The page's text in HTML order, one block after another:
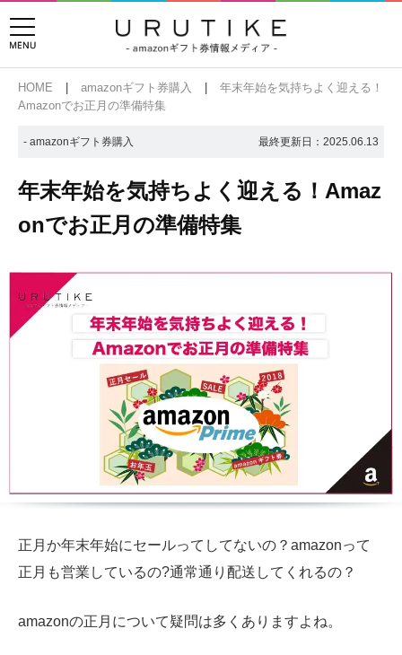
HOME amazonギフト券購入
年末年始を気持ちよく迎える！
Amazonでお正月の準備特集
- amazonギフト券購入 最終更新日： 2025.06.13
年末年始を気持ちよく迎える！Amaz
onでお正月の準備特集
正月か年末年始にセールってしてないの？amazonって
正月も営業しているの?通常通り配送してくれるの？
amazonの正月について疑問は多くありますよね。